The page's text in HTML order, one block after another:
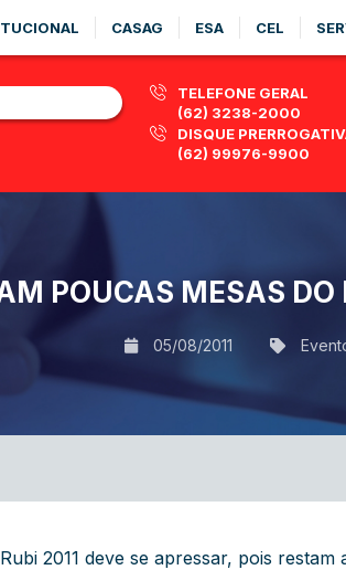
CASAG ESA CEL
TELEFONE GERAL
(62) 3238-2000
DISQUE
(62) 99976-9900
POUCAS MESAS DO
05/08/2011
2011 deve se apressar, pois